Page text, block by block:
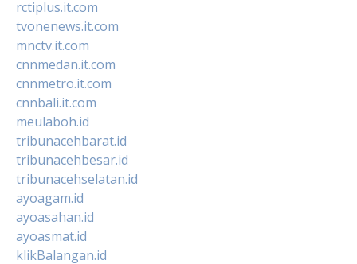
rctiplus.it.com
tvonenews.it.com
mnctv.it.com
cnnmedan.it.com
cnnmetro.it.com
cnnbali.it.com
meulaboh.id
tribunacehbarat.id
tribunacehbesar.id
tribunacehselatan.id
ayoagam.id
ayoasahan.id
ayoasmat.id
klikBalangan.id